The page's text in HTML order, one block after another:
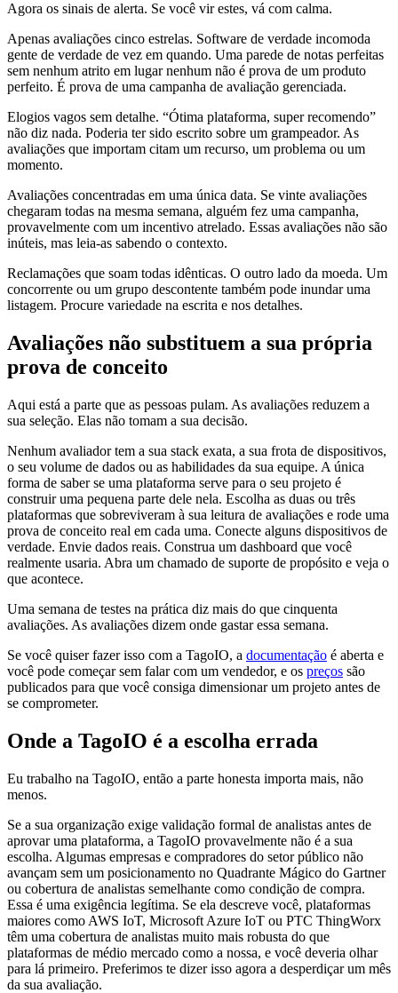
Agora os sinais de alerta. Se você vir estes, vá com calma.
Apenas avaliações cinco estrelas. Software de verdade incomoda
gente de verdade de vez em quando. Uma parede de notas perfeitas
sem nenhum atrito em lugar nenhum não é prova de um produto
perfeito. É prova de uma campanha de avaliação gerenciada.
Elogios vagos sem detalhe. “Ótima plataforma, super recomendo”
não diz nada. Poderia ter sido escrito sobre um grampeador. As
avaliações que importam citam um recurso, um problema ou um
momento.
Avaliações concentradas em uma única data. Se vinte avaliações
chegaram todas na mesma semana, alguém fez uma campanha,
provavelmente com um incentivo atrelado. Essas avaliações não são
inúteis, mas leia-as sabendo o contexto.
Reclamações que soam todas idênticas. O outro lado da moeda. Um
concorrente ou um grupo descontente também pode inundar uma
listagem. Procure variedade na escrita e nos detalhes.
Avaliações não substituem a sua própria
prova de conceito
Aqui está a parte que as pessoas pulam. As avaliações reduzem a
sua seleção. Elas não tomam a sua decisão.
Nenhum avaliador tem a sua stack exata, a sua frota de dispositivos,
o seu volume de dados ou as habilidades da sua equipe. A única
forma de saber se uma plataforma serve para o seu projeto é
construir uma pequena parte dele nela. Escolha as duas ou três
plataformas que sobreviveram à sua leitura de avaliações e rode uma
prova de conceito real em cada uma. Conecte alguns dispositivos de
verdade. Envie dados reais. Construa um dashboard que você
realmente usaria. Abra um chamado de suporte de propósito e veja o
que acontece.
Uma semana de testes na prática diz mais do que cinquenta
avaliações. As avaliações dizem onde gastar essa semana.
Se você quiser fazer isso com a TagoIO, a documentação é aberta e
você pode começar sem falar com um vendedor, e os preços são
publicados para que você consiga dimensionar um projeto antes de
se comprometer.
Onde a TagoIO é a escolha errada
Eu trabalho na TagoIO, então a parte honesta importa mais, não
menos.
Se a sua organização exige validação formal de analistas antes de
aprovar uma plataforma, a TagoIO provavelmente não é a sua
escolha. Algumas empresas e compradores do setor público não
avançam sem um posicionamento no Quadrante Mágico do Gartner
ou cobertura de analistas semelhante como condição de compra.
Essa é uma exigência legítima. Se ela descreve você, plataformas
maiores como AWS IoT, Microsoft Azure IoT ou PTC ThingWorx
têm uma cobertura de analistas muito mais robusta do que
plataformas de médio mercado como a nossa, e você deveria olhar
para lá primeiro. Preferimos te dizer isso agora a desperdiçar um mês
da sua avaliação.